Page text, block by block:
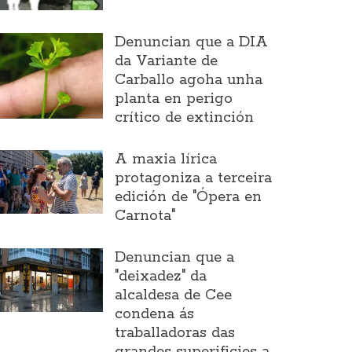
Denuncian que a DIA
da Variante de
Carballo agoha unha
planta en perigo
crítico de extinción
A maxia lírica
protagoniza a terceira
edición de "Ópera en
Carnota"
Denuncian que a
"deixadez" da
alcaldesa de Cee
condena ás
traballadoras das